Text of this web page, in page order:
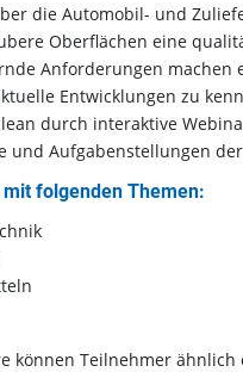
die Automobil- und
Oberflächen eine
Anforderungen machen
Entwicklungen zu
durch interaktive
und Aufgabenstellungen
folgenden Themen:
können Teilnehmer